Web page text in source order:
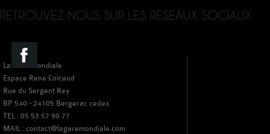
La Gare Mondiale
Espace René Coicaud
Rue du Sergent Rey
BP 540 - 24105 Bergerac cedex
TEL : 05 53 57 90 77
MAIL : contact@lagaremondiale.com